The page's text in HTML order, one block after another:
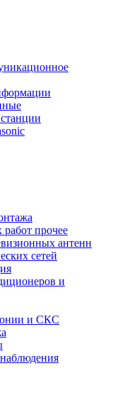
прочее
антенн
сетей
и
и СКС